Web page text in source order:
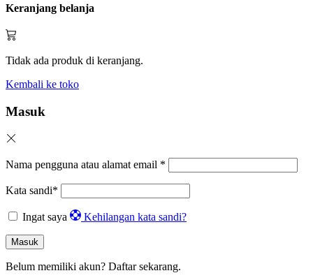
Keranjang belanja
Tidak ada produk di keranjang.
Kembali ke toko
Masuk
Nama pengguna atau alamat email *
Kata sandi*
Ingat saya Kehilangan kata sandi?
Masuk
Belum memiliki akun? Daftar sekarang.